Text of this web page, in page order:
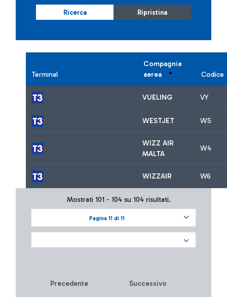
Ricerca Ripristina
Terminal
Compagnia
aerea
Codice
VUELING VY
WESTJET WS
WIZZ AIR
MALTA
W4
WIZZAIR W6
Pagina 11 di 11
Mostrati 101 - 104 su 104 risultati.
Precedente Successivo